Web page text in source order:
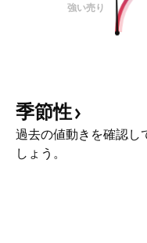
強い売り
季節性
過去の値動きを確認し
しょう。